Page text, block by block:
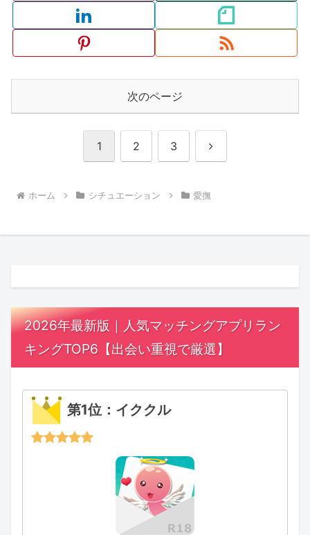
次のページ
1 2 3 次
ホーム シチュエーション 愛撫
2026年最新版｜人気マッチングアプリラン
キングTOP6【出会い重視で厳選】
第1位：イククル